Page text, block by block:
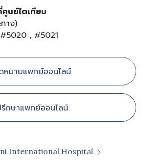
นย์ไตเทียม
าง)
, #5021
หมายแพทย์ออนไลน์
รึกษาแพทย์ออนไลน์
International Hospital